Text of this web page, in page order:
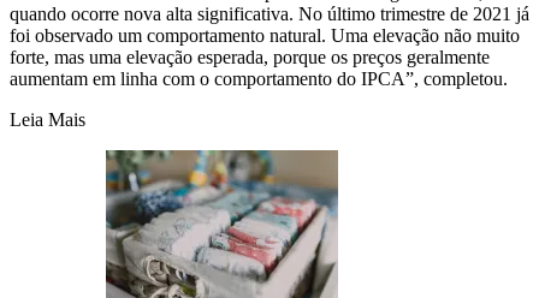
quando ocorre nova alta significativa. No último trimestre de 2021 já
foi observado um comportamento natural. Uma elevação não muito
forte, mas uma elevação esperada, porque os preços geralmente
aumentam em linha com o comportamento do IPCA”, completou.
Leia Mais